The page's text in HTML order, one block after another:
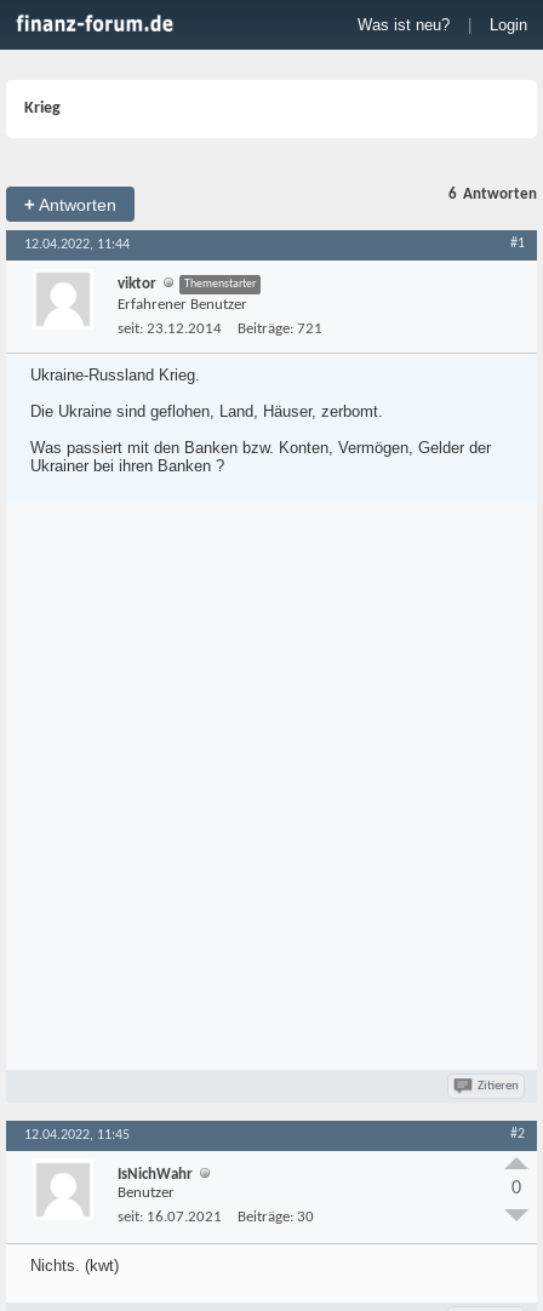
Was ist neu? Login
Krieg
+Antworten
6 Antworten
12.04.2022, 11:44 #1
viktor Themenstarter
Erfahrener Benutzer
seit: 23.12.2014 Beiträge: 721
Ukraine-Russland Krieg.
Die Ukraine sind geflohen, Land, Häuser, zerbomt.
Was passiert mit den Banken bzw. Konten, Vermögen, Gelder der
Ukrainer bei ihren Banken ?
Zitieren
12.04.2022, 11:45 #2
IsNichWahr
Benutzer
seit: 16.07.2021 Beiträge: 30
0
Nichts. (kwt)